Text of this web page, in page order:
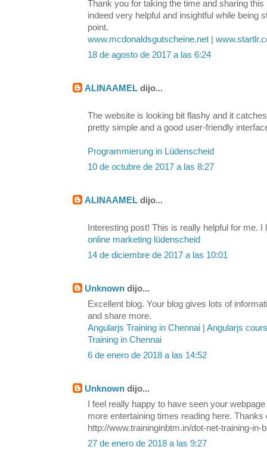
Thank you for taking the time and sharing
indeed very helpful and insightful while being
point.
www.mcdonaldsgutscheine.net
18 de agosto de 2017 a las 6:24
ALINAAMEL dijo...
The website is looking bit flashy and it
pretty simple and a good user-friendly
Programmierung in Lüdenscheid
10 de octubre de 2017 a las 8:27
ALINAAMEL dijo...
Interesting post! This is really helpful for me.
online marketing lüdenscheid
14 de diciembre de 2017 a las 10:01
Unknown dijo...
Excellent blog. Your blog gives lots of
and share more.
Angularjs Training in Chennai
Angularjs
Training in Chennai
6 de enero de 2018 a las 14:52
Unknown dijo...
I feel really happy to have seen your
more entertaining times reading here.
http://www.traininginbtm.in/dot-net-training-in-
27 de enero de 2018 a las 9:27